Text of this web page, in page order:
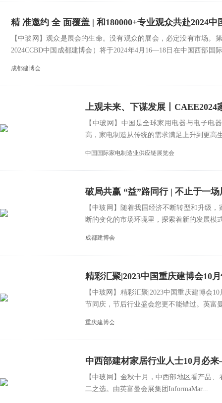
精 准邀约 全 面覆盖 | 和180000+专业观众共赴2024中
【中玻网】观众是展会的生命。没有观众的展会，必定没有市场
2024CCBD中国成都建博会）将于2024年4月16—18日在中国西部
成都建博会
上观未来、下谋发展丨
【中玻网】中国是全球家用电器与电子电
高，家电制造从传统的需求满足上升到更高
中国国际家电制造业供应链展览会
破局共赢 “益”路同行 | 不止于一
建装平台
【中玻网】随着我国经济不断转型和升级
断的变化的市场环境里，探索着新的发展模
成都建博会
精彩汇聚|2023中国重庆建博会10
【中玻网】精彩汇聚|2023中国重庆建博会
节同庆，节后行业盛会您更不能错过。英富
重庆建博会
中西部建材家居行业人士10月必
【中玻网】金秋十月，中西部地区看产品
二之选。由英富曼会展集团InformaMar...